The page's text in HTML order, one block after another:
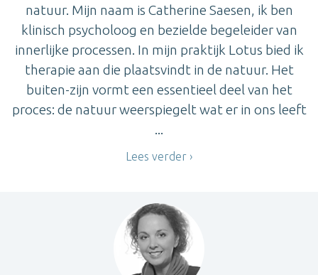
natuur. Mijn naam is Catherine Saesen, ik ben
klinisch psycholoog en bezielde begeleider van
innerlijke processen. In mijn praktijk Lotus bied ik
therapie aan die plaatsvindt in de natuur. Het
buiten-zijn vormt een essentieel deel van het
proces: de natuur weerspiegelt wat er in ons leeft
...
Lees verder